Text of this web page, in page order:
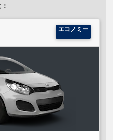
エコノミー